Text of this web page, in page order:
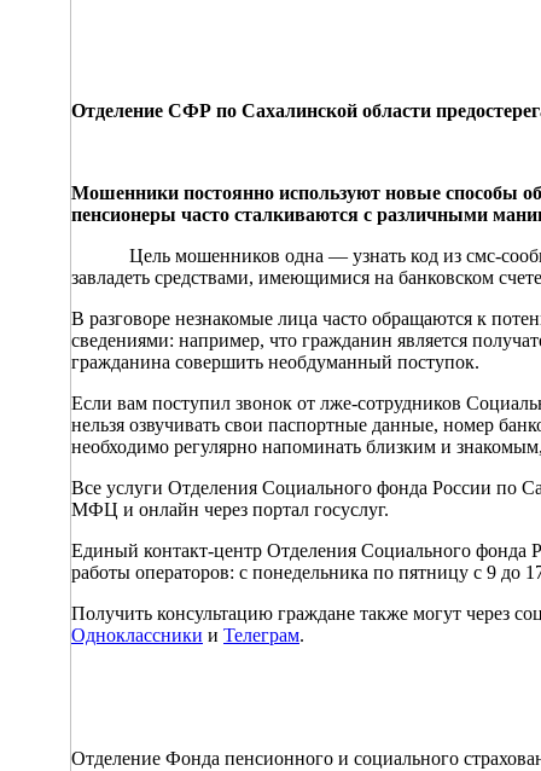
Отделение СФР по Сахалинской области
Мошенники постоянно используют новые способы
пенсионеры часто сталкиваются с различными
Цель мошенников одна — узнать код из смс-
завладеть средствами, имеющимися на банковском
В разговоре незнакомые лица часто обращаются к
сведениями: например, что гражданин является
гражданина совершить необдуманный поступок.
Если вам поступил звонок от лже-сотрудников
нельзя озвучивать свои паспортные данные, номер
необходимо регулярно напоминать близким и
Все услуги Отделения Социального фонда России по
МФЦ и онлайн через портал госуслуг.
Единый контакт-центр Отделения Социального фонда
работы операторов: с понедельника по пятницу с 9 до
Получить консультацию граждане также могут через
Одноклассники и Телеграм.
Отделение Фонда пенсионного и социального